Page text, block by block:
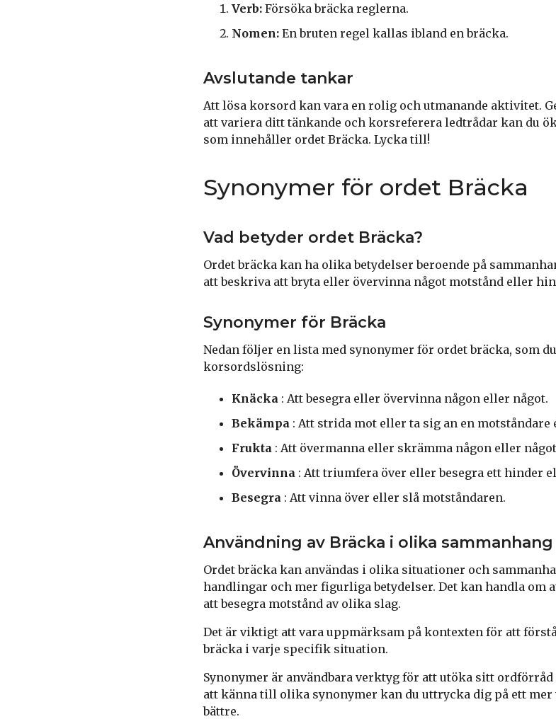
Verb: Försöka bräcka reglerna.
Nomen: En bruten regel kallas ibland en bräcka.
Avslutande tankar
Att lösa korsord kan vara en rolig och utmanande aktivitet.
att variera ditt tänkande och korsreferera ledtrådar kan du
som innehåller ordet Bräcka. Lycka till!
Synonymer för ordet Bräcka
Vad betyder ordet Bräcka?
Ordet bräcka kan ha olika betydelser beroende på
att beskriva att bryta eller övervinna något motstånd eller
Synonymer för Bräcka
Nedan följer en lista med synonymer för ordet bräcka, som
korsordslösning:
Knäcka : Att besegra eller övervinna någon eller något.
Bekämpa : Att strida mot eller ta sig an en motståndare
Frukta : Att övermanna eller skrämma någon eller
Övervinna : Att triumfera över eller besegra ett hinder
Besegra : Att vinna över eller slå motståndaren.
Användning av Bräcka i olika sammanhang
Ordet bräcka kan användas i olika situationer och
handlingar och mer figurliga betydelser. Det kan handla om
att besegra motstånd av olika slag.
Det är viktigt att vara uppmärksam på kontexten för att
bräcka i varje specifik situation.
Synonymer är användbara verktyg för att utöka sitt
att känna till olika synonymer kan du uttrycka dig på ett
bättre.